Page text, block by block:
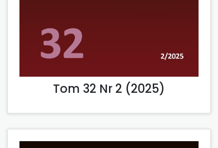
Tom 32 Nr 2 (2025)